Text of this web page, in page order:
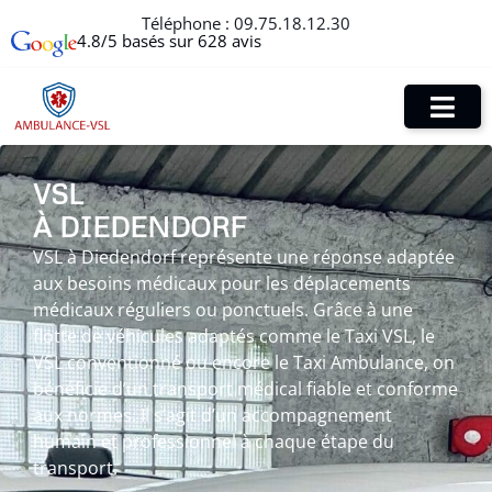
Téléphone : 09.75.18.12.30
4.8/5 basés sur 628 avis
VSL
À DIEDENDORF
VSL à Diedendorf représente une réponse adaptée
aux besoins médicaux pour les déplacements
médicaux réguliers ou ponctuels. Grâce à une
flotte de véhicules adaptés comme le Taxi VSL, le
VSL conventionné ou encore le Taxi Ambulance, on
bénéficie d’un transport médical fiable et conforme
aux normes. Il s’agit d’un accompagnement
humain et professionnel à chaque étape du
transport.